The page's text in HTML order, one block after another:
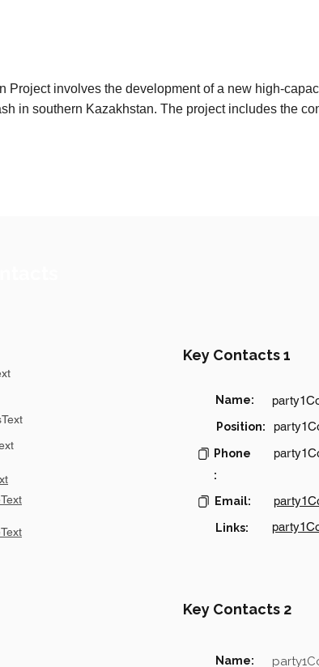
Project involves the development of a new high-
in southern Kazakhstan. The project includes the
Key Contacts 1
Name:
Position:
Phone
:
Email:
Links:
Key Contacts 2
Name: